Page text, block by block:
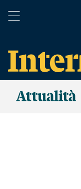
Attualità